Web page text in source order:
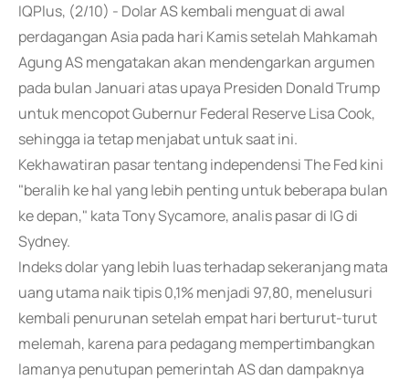
IQPlus, (2/10) - Dolar AS kembali menguat di awal
perdagangan Asia pada hari Kamis setelah Mahkamah
Agung AS mengatakan akan mendengarkan argumen
pada bulan Januari atas upaya Presiden Donald Trump
untuk mencopot Gubernur Federal Reserve Lisa Cook,
sehingga ia tetap menjabat untuk saat ini.
Kekhawatiran pasar tentang independensi The Fed kini
"beralih ke hal yang lebih penting untuk beberapa bulan
ke depan," kata Tony Sycamore, analis pasar di IG di
Sydney.
Indeks dolar yang lebih luas terhadap sekeranjang mata
uang utama naik tipis 0,1% menjadi 97,80, menelusuri
kembali penurunan setelah empat hari berturut-turut
melemah, karena para pedagang mempertimbangkan
lamanya penutupan pemerintah AS dan dampaknya